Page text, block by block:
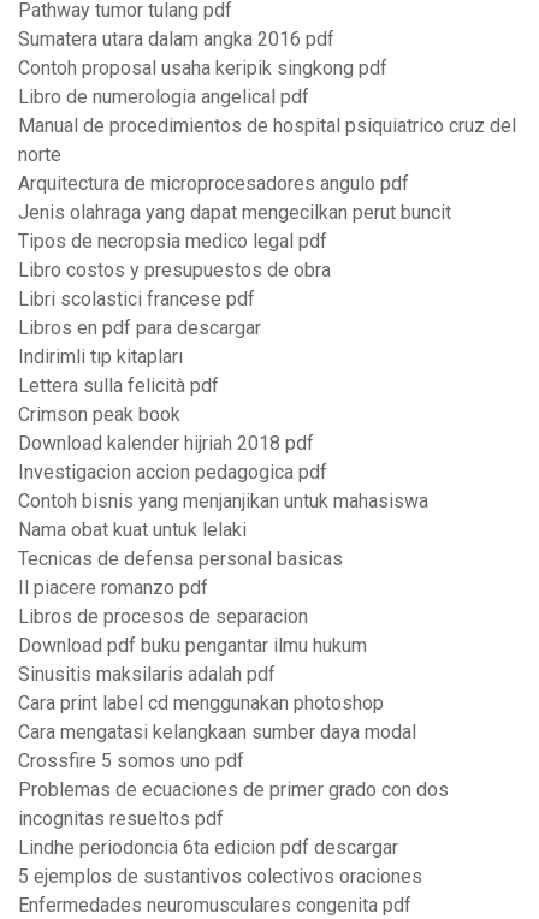
Pathway tumor tulang pdf
Sumatera utara dalam angka 2016 pdf
Contoh proposal usaha keripik singkong pdf
Libro de numerologia angelical pdf
Manual de procedimientos de hospital psiquiatrico cruz del
norte
Arquitectura de microprocesadores angulo pdf
Jenis olahraga yang dapat mengecilkan perut buncit
Tipos de necropsia medico legal pdf
Libro costos y presupuestos de obra
Libri scolastici francese pdf
Libros en pdf para descargar
Indirimli tıp kitapları
Lettera sulla felicità pdf
Crimson peak book
Download kalender hijriah 2018 pdf
Investigacion accion pedagogica pdf
Contoh bisnis yang menjanjikan untuk mahasiswa
Nama obat kuat untuk lelaki
Tecnicas de defensa personal basicas
Il piacere romanzo pdf
Libros de procesos de separacion
Download pdf buku pengantar ilmu hukum
Sinusitis maksilaris adalah pdf
Cara print label cd menggunakan photoshop
Cara mengatasi kelangkaan sumber daya modal
Crossfire 5 somos uno pdf
Problemas de ecuaciones de primer grado con dos
incognitas resueltos pdf
Lindhe periodoncia 6ta edicion pdf descargar
5 ejemplos de sustantivos colectivos oraciones
Enfermedades neuromusculares congenita pdf